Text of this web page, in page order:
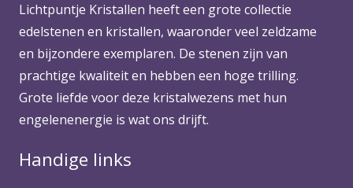
Lichtpuntje Kristallen heeft een grote collectie
edelstenen en kristallen, waaronder veel zeldzame
en bijzondere exemplaren. De stenen zijn van
prachtige kwaliteit en hebben een hoge trilling.
Grote liefde voor deze kristalwezens met hun
engelenenergie is wat ons drijft.
Handige links